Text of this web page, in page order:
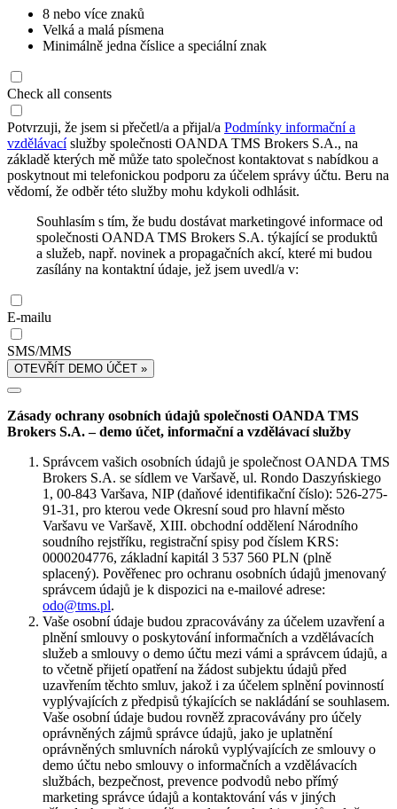
8 nebo více znaků
Velká a malá písmena
Minimálně jedna číslice a speciální znak
Check all consents
Potvrzuji, že jsem si přečetl/a a přijal/a Podmínky informační a
vzdělávacíslužby společnosti OANDA TMS Brokers S.A., na
základě kterých mě může tato společnost kontaktovat s nabídkou a
poskytnout mi telefonickou podporu za účelem správy účtu. Beru na
vědomí, že odběr této služby mohu kdykoli odhlásit.
Souhlasím s tím, že budu dostávat marketingové informace od
společnosti OANDA TMS Brokers S.A. týkající se produktů
a služeb, např. novinek a propagačních akcí, které mi budou
zasílány na kontaktní údaje, jež jsem uvedl/a v:
E-mailu
SMS/MMS
OTEVŘÍT DEMO ÚČET »
Zásady ochrany osobních údajů společnosti OANDA TMS
Brokers S.A. – demo účet, informační a vzdělávací služby
Správcem vašich osobních údajů je společnost OANDA TMS
Brokers S.A. se sídlem ve Varšavě, ul. Rondo Daszyńskiego
1, 00-843 Varšava, NIP (daňové identifikační číslo): 526-275-
91-31, pro kterou vede Okresní soud pro hlavní město
Varšavu ve Varšavě, XIII. obchodní oddělení Národního
soudního rejstříku, registrační spisy pod číslem KRS:
0000204776, základní kapitál 3 537 560 PLN (plně
splacený). Pověřenec pro ochranu osobních údajů jmenovaný
správcem údajů je k dispozici na e-mailové adrese:
odo@tms.pl.
Vaše osobní údaje budou zpracovávány za účelem uzavření a
plnění smlouvy o poskytování informačních a vzdělávacích
služeb a smlouvy o demo účtu mezi vámi a správcem údajů, a
to včetně přijetí opatření na žádost subjektu údajů před
uzavřením těchto smluv, jakož i za účelem splnění povinností
vyplývajících z předpisů týkajících se nakládání se souhlasem.
Vaše osobní údaje budou rovněž zpracovávány pro účely
oprávněných zájmů správce údajů, jako je uplatnění
oprávněných smluvních nároků vyplývajících ze smlouvy o
demo účtu nebo smlouvy o informačních a vzdělávacích
službách, bezpečnost, prevence podvodů nebo přímý
marketing správce údajů a kontaktování vás v jiných